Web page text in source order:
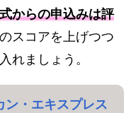
からの申込みは評
スコアを上げつつ
れましょう。
ン・エキスプレス